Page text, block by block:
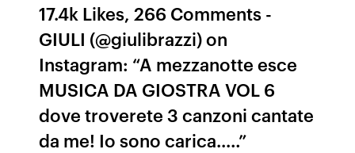
17.4k Likes, 266 Comments -
GIULI (@giulibrazzi) on
Instagram: “A mezzanotte esce
MUSICA DA GIOSTRA VOL 6
dove troverete 3 canzoni cantate
da me! Io sono carica..…”